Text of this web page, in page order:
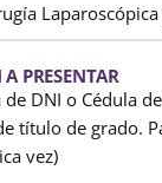
PRESENTAR
DNI o Cédula
título de grado.
vez)